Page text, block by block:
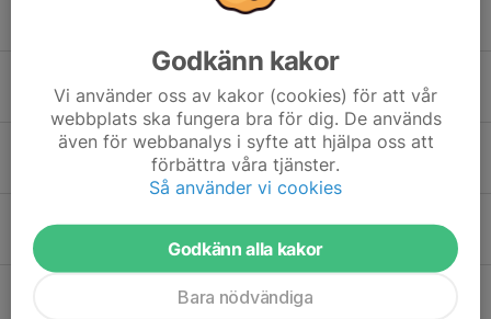
GIFs projekt "Nytt Konstgräs 2026"
4 nov 2025 0
F12 träningar under november-mars
27 okt 2025 0
0
Godkänn kakor
Vi använder oss av kakor (cookies) för att vår
webbplats ska fungera bra för dig. De används
även för webbanalys i syfte att hjälpa oss att
förbättra våra tjänster.
Så använder vi cookies
Godkänn alla kakor
Bara nödvändiga